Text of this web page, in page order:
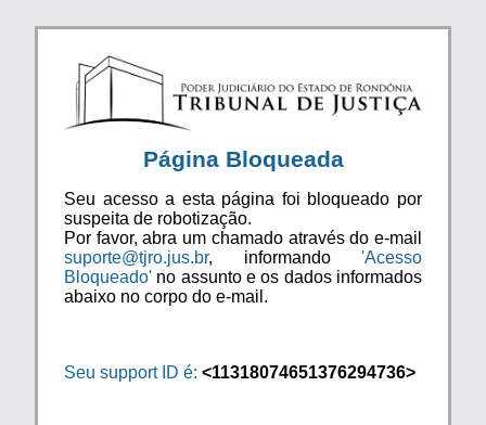
Página Bloqueada
Seu acesso a esta página foi bloqueado por
suspeita de robotização.
Por favor, abra um chamado através do e-mail
suporte@tjro.jus.br, informando 'Acesso
Bloqueado' no assunto e os dados informados
abaixo no corpo do e-mail.
Seu support ID é: <11318074651376294736>